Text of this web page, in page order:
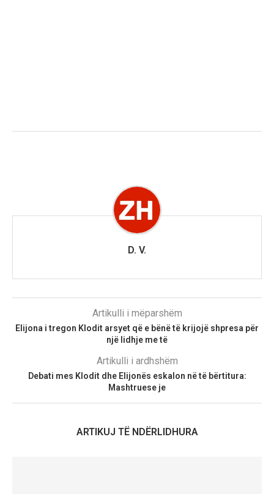
D. V.
Artikulli i mëparshëm
Elijona i tregon Klodit arsyet që e bënë të krijojë shpresa për
një lidhje me të
Artikulli i ardhshëm
Debati mes Klodit dhe Elijonës eskalon në të bërtitura:
Mashtruese je
ARTIKUJ TË NDËRLIDHURA